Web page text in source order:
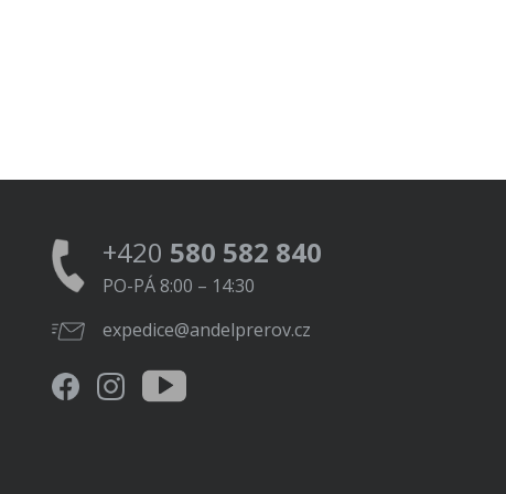
+420 580 582 840
PO-PÁ 8:00 – 14:30
expedice@andelprerov.cz